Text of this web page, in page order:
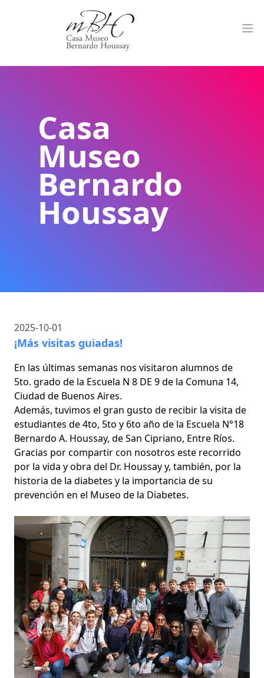
Casa
Museo
Bernardo
Houssay
2025-10-01
¡Más visitas guiadas!
En las últimas semanas nos visitaron alumnos de
5to. grado de la Escuela N 8 DE 9 de la Comuna 14,
Ciudad de Buenos Aires.
Además, tuvimos el gran gusto de recibir la visita de
estudiantes de 4to, 5to y 6to año de la Escuela N°18
Bernardo A. Houssay, de San Cipriano, Entre Ríos.
Gracias por compartir con nosotros este recorrido
por la vida y obra del Dr. Houssay y, también, por la
historia de la diabetes y la importancia de su
prevención en el Museo de la Diabetes.